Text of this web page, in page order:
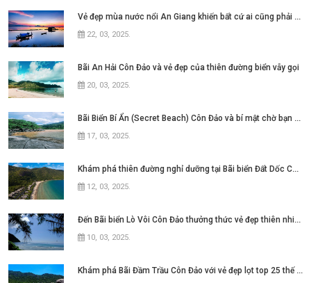
Vẻ đẹp mùa nước nổi An Giang khiến bất cứ ai cũng phải say lòng
22, 03, 2025.
Bãi An Hải Côn Đảo và vẻ đẹp của thiên đường biển vẫy gọi
20, 03, 2025.
Bãi Biển Bí Ẩn (Secret Beach) Côn Đảo và bí mật chờ bạn khám phá
17, 03, 2025.
Khám phá thiên đường nghỉ dưỡng tại Bãi biển Đất Dốc Côn Đảo
12, 03, 2025.
Đến Bãi biển Lò Vôi Côn Đảo thưởng thức vẻ đẹp thiên nhiên hùng vĩ
10, 03, 2025.
Khám phá Bãi Đầm Trầu Côn Đảo với vẻ đẹp lọt top 25 thế giới